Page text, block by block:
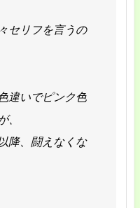
セリフを言うの
違いでピンク色
、
降、闘えなくな